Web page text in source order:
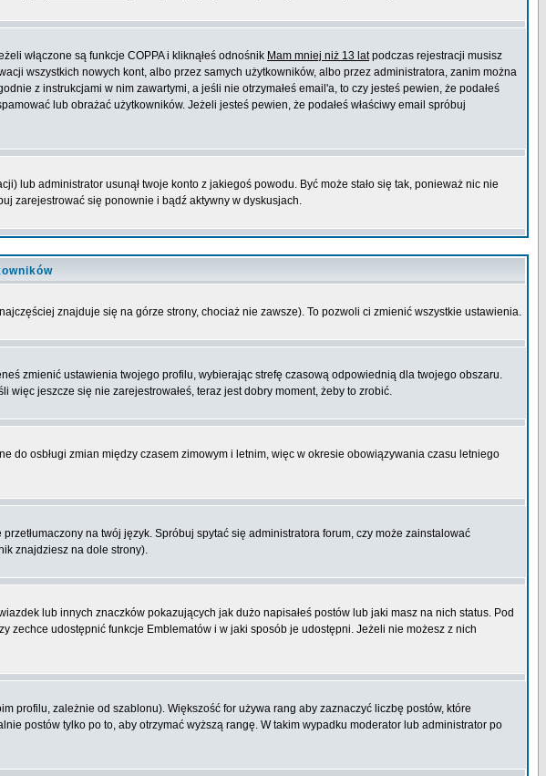
włączone są funkcje COPPA i kliknąłeś odnośnik Mam mniej niż 13 latpodczas rejestracji musisz
wszystkich nowych kont, albo przez samych użytkowników, albo przez administratora, zanim można
z instrukcjami w nim zawartymi, a jeśli nie otrzymałeś email'a, to czy jesteś pewien, że podałeś
lub obrażać użytkowników. Jeżeli jesteś pewien, że podałeś właściwy email spróbuj
lub administrator usunął twoje konto z jakiegoś powodu. Być może stało się tak, ponieważ nic nie
zarejestrować się ponownie i bądź aktywny w dyskusjach.
znajduje się na górze strony, chociaż nie zawsze). To pozwoli ci zmienić wszystkie ustawienia.
zmienić ustawienia twojego profilu, wybierając strefę czasową odpowiednią dla twojego obszaru.
jeszcze się nie zarejestrowałeś, teraz jest dobry moment, żeby to zrobić.
osbługi zmian między czasem zimowym i letnim, więc w okresie obowiązywania czasu letniego
na twój język. Spróbuj spytać się administratora forum, czy może zainstalować
znajdziesz na dole strony).
lub innych znaczków pokazujących jak dużo napisałeś postów lub jaki masz na nich status. Pod
zechce udostępnić funkcje Emblematów i w jaki sposób je udostępni. Jeżeli nie możesz z nich
profilu, zależnie od szablonu). Większość for używa rang aby zaznaczyć liczbę postów, które
postów tylko po to, aby otrzymać wyższą rangę. W takim wypadku moderator lub administrator po